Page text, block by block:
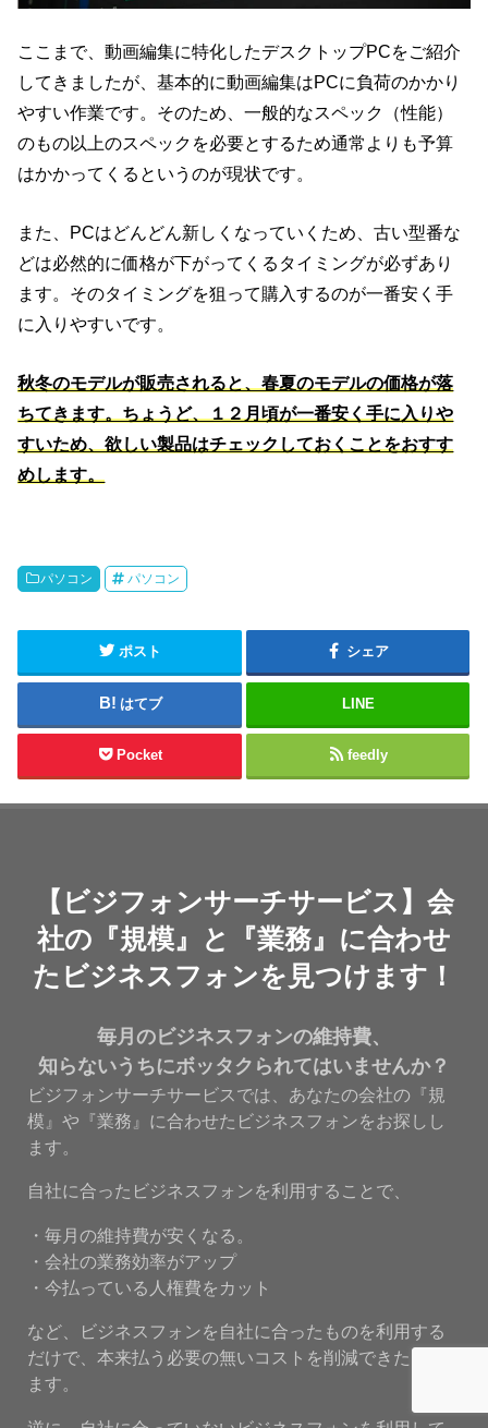
ここまで、動画編集に特化したデスクトップPCをご紹介
してきましたが、基本的に動画編集はPCに負荷のかかり
やすい作業です。そのため、一般的なスペック（性能）
のもの以上のスペックを必要とするため通常よりも予算
はかかってくるというのが現状です。
また、PCはどんどん新しくなっていくため、古い型番な
どは必然的に価格が下がってくるタイミングが必ずあり
ます。そのタイミングを狙って購入するのが一番安く手
に入りやすいです。
秋冬のモデルが販売されると、春夏のモデルの価格が落
ちてきます。ちょうど、１２月頃が一番安く手に入りや
すいため、欲しい製品はチェックしておくことをおすす
めします。
パソコン パソコン
ポスト シェア
はてブ LINE
Pocket feedly
【ビジフォンサーチサービス】会
社の『規模』と『業務』に合わせ
たビジネスフォンを見つけます！
毎月のビジネスフォンの維持費、
知らないうちにボッタクられてはいませんか？
ビジフォンサーチサービスでは、あなたの会社の『規
模』や『業務』に合わせたビジネスフォンをお探しし
ます。
自社に合ったビジネスフォンを利用することで、
・毎月の維持費が安くなる。
・会社の業務効率がアップ
・今払っている人権費をカット
など、ビジネスフォンを自社に合ったものを利用する
だけで、本来払う必要の無いコストを削減できたりし
ます。